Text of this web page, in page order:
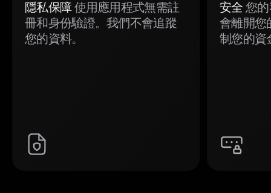
隱私保障使用應用程式無需註
冊和身份驗證。我們不會追蹤
您的資料。
安全 您
會離開您
制您的資